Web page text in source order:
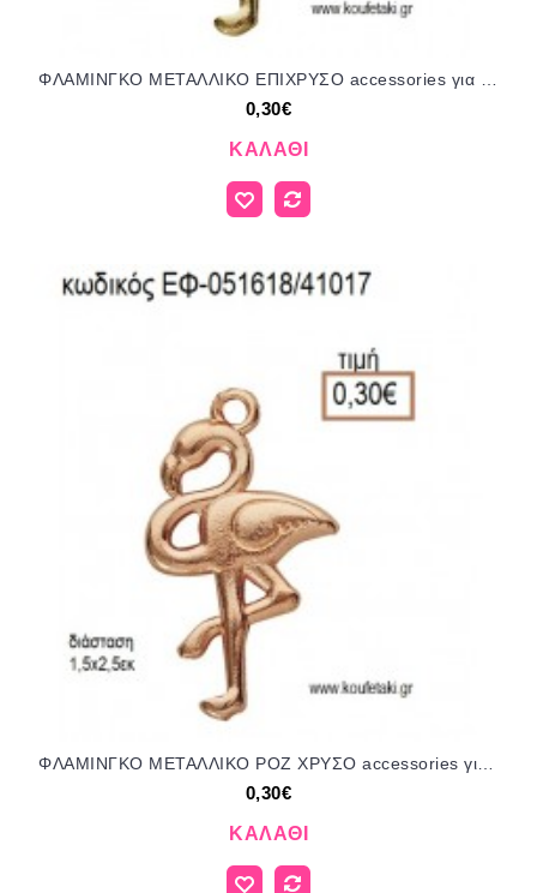
0,30€
ΚΑΛΆΘΙ
0,30€
ΚΑΛΆΘΙ